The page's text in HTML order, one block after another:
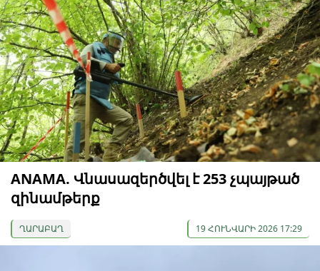
ANAMA. Վնասազերծվել է 253 չպայթած
զինամթերք
ՂԱՐԱԲԱՂ 19 ՀՈՒՆՎԱՐԻ 2026 17:29